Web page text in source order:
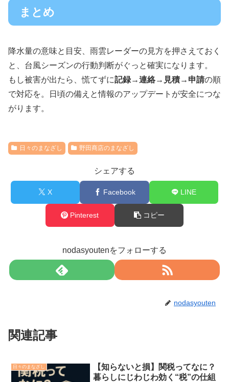
まとめ
降水量の意味と目安、雨雲レーダーの見方を押さえておく
と、台風シーズンの行動判断がぐっと確実になります。
もし被害が出たら、慌てずに記録→連絡→見積→申請の順
で対応を。日頃の備えと情報のアップデートが安全につな
がります。
日々のまなざし 野田商店のまなざし
シェアする
X Facebook LINE
Pinterest コピー
nodasyoutenをフォローする
nodasyouten
関連記事
日々のまなざし
【知らないと損】関税ってなに？
暮らしにじわじわ効く“税”の仕組